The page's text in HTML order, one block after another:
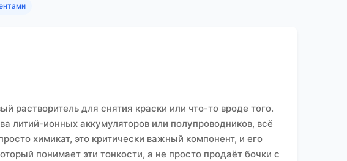
растворитель для снятия краски или что-то вроде того.
литий-ионных аккумуляторов или полупроводников, всё
химикат, это критически важный компонент, и его
понимает эти тонкости, а не просто продаёт бочки с